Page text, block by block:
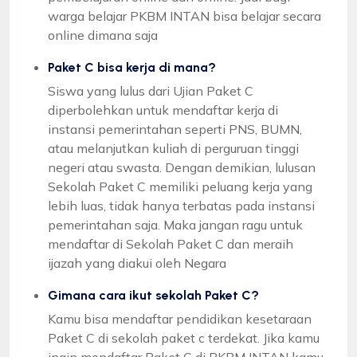
warga belajar PKBM INTAN bisa belajar secara
online dimana saja
Paket C bisa kerja di mana?
Siswa yang lulus dari Ujian Paket C
diperbolehkan untuk mendaftar kerja di
instansi pemerintahan seperti PNS, BUMN,
atau melanjutkan kuliah di perguruan tinggi
negeri atau swasta. Dengan demikian, lulusan
Sekolah Paket C memiliki peluang kerja yang
lebih luas, tidak hanya terbatas pada instansi
pemerintahan saja. Maka jangan ragu untuk
mendaftar di Sekolah Paket C dan meraih
ijazah yang diakui oleh Negara
Gimana cara ikut sekolah Paket C?
Kamu bisa mendaftar pendidikan kesetaraan
Paket C di sekolah paket c terdekat. Jika kamu